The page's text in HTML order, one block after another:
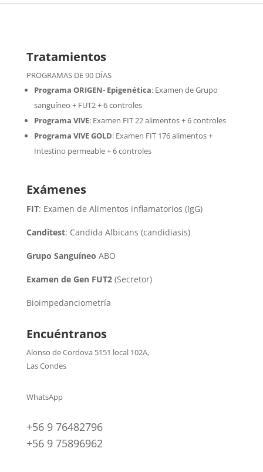
Tratamientos
PROGRAMAS DE 90 DÍAS
Programa ORIGEN- Epigenética:Examen de Grupo
sanguíneo + FUT2 + 6 controles
Programa VIVE: Examen FIT 22 alimentos + 6 controles
Programa VIVE GOLD: Examen FIT 176 alimentos +
Intestino permeable + 6 controles
Exámenes
FIT: Examen de Alimentos inflamatorios (IgG)
Canditest: Candida Albicans (candidiasis)
Grupo Sanguíneo ABO
Examen de Gen FUT2(Secretor)
Bioimpedanciometría
Encuéntranos
Alonso de Cordova 5151 local 102A,
Las Condes
WhatsApp
+56 9 76482796
+56 9 75896962